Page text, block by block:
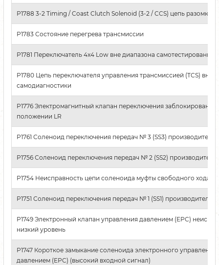
P1788 3-2 Timing / Coast Clutch Solenoid (3-2 / CCS) цепь
P1783 Состояние перегрева трансмиссии
P1781 Переключатель 4x4 Low вне диапазона самотестирования
P1780 Цепь переключателя управления трансмиссией (TCS) вне
самодиагностики
P1776 Электромагнитный клапан переключения заблокирован в
положении LR
P1761 Соленоид переключения передач № 3 (SS3)
P1756 Соленоид переключения передач № 2 (SS2)
P1754 Неисправность цепи соленоида муфты свободного хода
P1751 Соленоид переключения передач № 1 (SS1)
P1749 Электронный клапан управления давлением (EPC)
низкий уровень
P1747 Короткое замыкание соленоида электронного управления
давлением (EPC) (высокий входной сигнал)